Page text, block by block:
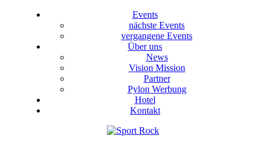
Events
nächste Events
vergangene Events
Über uns
News
Vision Mission
Partner
Pylon Werbung
Hotel
Kontakt